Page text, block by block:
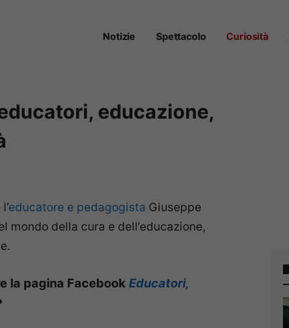
Notizie Spettacolo Curiosità
educazione,
educatore e pedagogista Giuseppe
mondo della cura e dell’educazione,
la pagina Facebook Educatori,